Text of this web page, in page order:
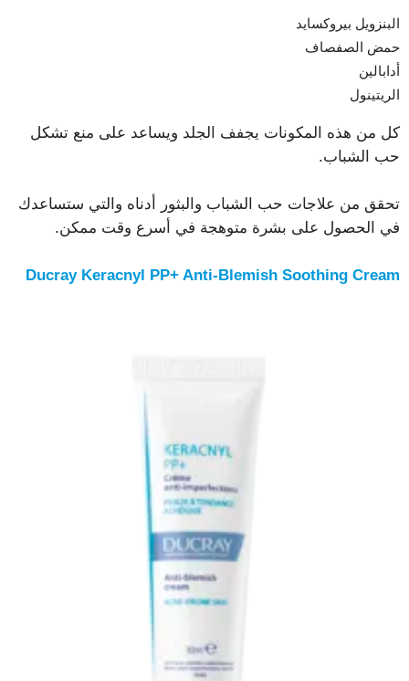
البنزويل بيروكسايد
حمض الصفصاف
أدابالين
الريتينول
كل من هذه المكونات يجفف الجلد ويساعد على منع تشكل
حب الشباب.
تحقق من علاجات حب الشباب والبثور أدناه والتي ستساعدك
في الحصول على بشرة متوهجة في أسرع وقت ممكن.
Ducray Keracnyl PP+ Anti-Blemish Soothing Cream